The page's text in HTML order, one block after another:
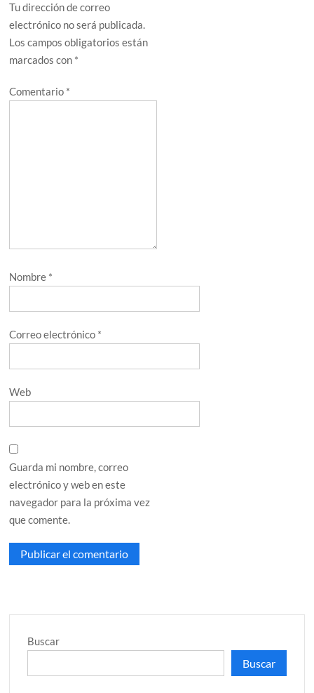
Tu dirección de correo
electrónico no será publicada.
Los campos obligatorios están
marcados con *
Comentario *
Nombre *
Correo electrónico *
Web
Guarda mi nombre, correo
electrónico y web en este
navegador para la próxima vez
que comente.
Buscar
Buscar